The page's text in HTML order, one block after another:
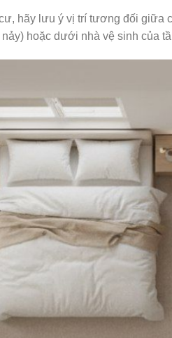
hãy lưu ý vị trí tương đối
hoặc dưới nhà vệ sinh của